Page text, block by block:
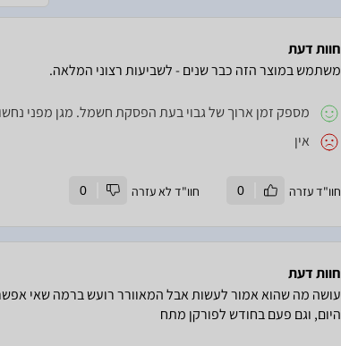
חוות דעת
משתמש במוצר הזה כבר שנים - לשביעות רצוני המלאה.
מספק זמן ארוך של גבוי בעת הפסקת חשמל. מגן מפני
אין
חוו"ד עזרה 0 חוו"ד לא עזרה 0
חוות דעת
עושה מה שהוא אמור לעשות אבל המאוורר רועש ברמה שאי
היום, וגם פעם בחודש לפורקן מתח